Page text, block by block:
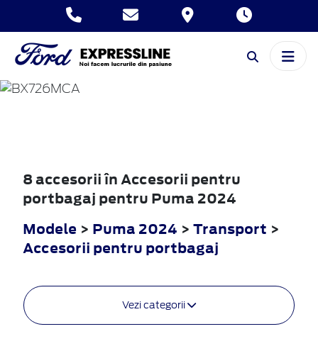
PUMA
8 accesorii în Accesorii pentru
portbagaj pentru Puma 2024
Modele > Puma 2024 > Transport >
Accesorii pentru portbagaj
Vezi categorii